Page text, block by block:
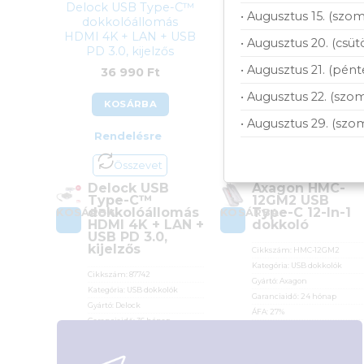
Delock USB Type-C™
dokkolóállomás
HDMI 4K + LAN + USB
PD 3.0, kijelzős
36 990 Ft
KOSÁRBA
Rendelésre
Összevet
KOSÁRBA
Delock USB
Type-C™
dokkolóállomás
HDMI 4K + LAN +
USB PD 3.0,
kijelzős
Cikkszám:87742
Kategória: USB dokkolók
Gyártó: Delock
Garanciaidő:36 hónap
USB Type-C 12-In-1
dokkoló
43 590 Ft
KOSÁRBA
KOSÁRBA
Axagon HMC-
12GM2 USB
Type-C 12-In-1
dokkoló
Cikkszám: HMC-12GM2
Kategória: USB dokkolók
Gyártó: Axagon
Garanciaidő: 24 hónap
ÁFA: 27%
• Augusztus 15.
• Augusztus 20.
• Augusztus 21.
• Augusztus 22.
• Augusztus 29.